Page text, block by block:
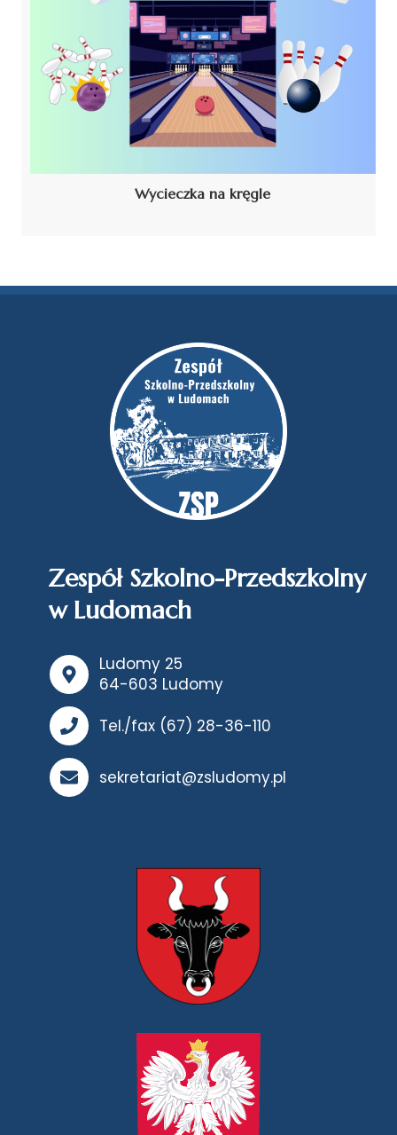
Wycieczka na kręgle
Zespół Szkolno-Przedszkolny
w Ludomach
Ludomy 25
64-603 Ludomy
Tel./fax (67) 28-36-110
sekretariat@zsludomy.pl